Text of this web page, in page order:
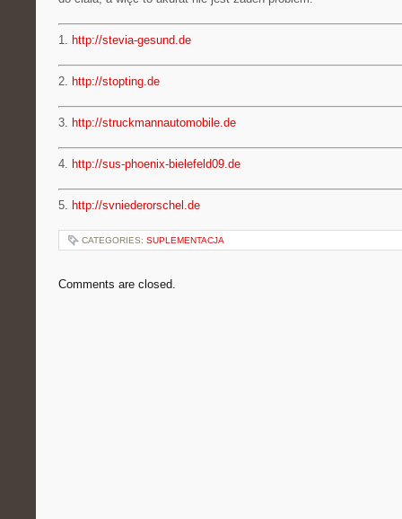
1. http://stevia-gesund.de
2. http://stopting.de
3. http://struckmannautomobile.de
4. http://sus-phoenix-bielefeld09.de
5. http://svniederorschel.de
CATEGORIES: SUPLEMENTACJA
Comments are closed.